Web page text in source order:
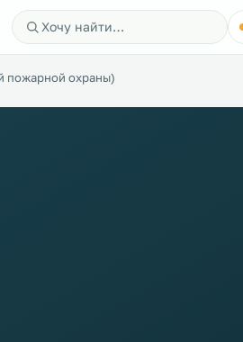
пожарной охраны)